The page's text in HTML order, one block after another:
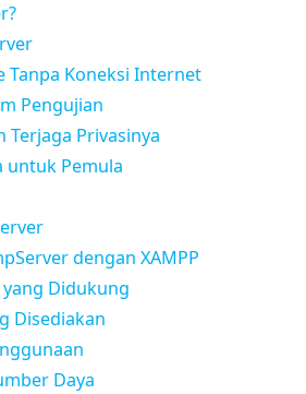
Tanpa Koneksi Internet
Pengujian
Terjaga Privasinya
untuk Pemula
dengan XAMPP
Didukung
Disediakan
Daya